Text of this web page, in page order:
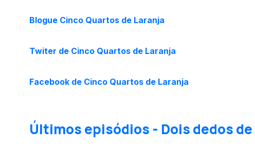
Blogue Cinco Quartos de Laranja
Twiter de Cinco Quartos de Laranja
Facebook de Cinco Quartos de Laranja
Últimos episódios - Dois dedos